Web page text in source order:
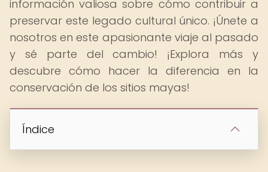
información valiosa sobre cómo contribuir a
preservar este legado cultural único. ¡Únete a
nosotros en este apasionante viaje al pasado
y sé parte del cambio! ¡Explora más y
descubre cómo hacer la diferencia en la
conservación de los sitios mayas!
Índice